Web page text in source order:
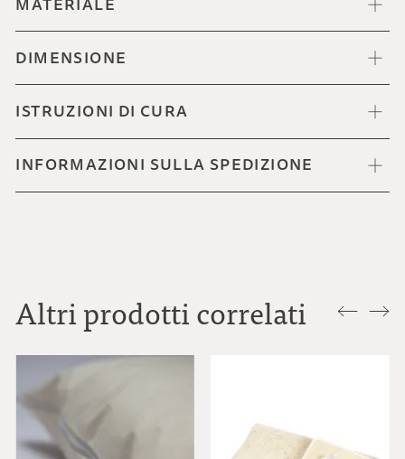
MATERIALE
DIMENSIONE
ISTRUZIONI DI CURA
INFORMAZIONI SULLA SPEDIZIONE
Altri prodotti correlati